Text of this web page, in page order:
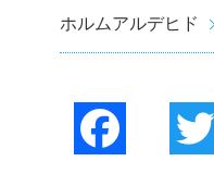
ホルムアルデヒド
Facebook